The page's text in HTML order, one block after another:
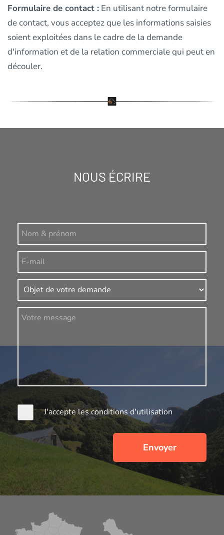
Formulaire de contact : En utilisant notre formulaire
de contact, vous acceptez que les informations saisies
soient exploitées dans le cadre de la demande
d'information et de la relation commerciale qui peut en
découler.
NOUS ÉCRIRE
J'accepte les conditions d'utilisation
Envoyer